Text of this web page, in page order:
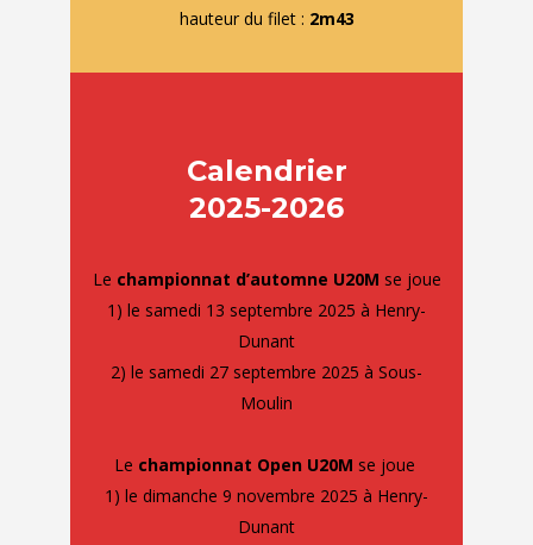
hauteur du filet : 2m43
Calendrier
2025-2026
Le championnat d’automne U20M se joue
1) le samedi 13 septembre 2025 à Henry-
Dunant
2) le samedi 27 septembre 2025 à Sous-
Moulin
Le championnat Open U20M se joue
1) le dimanche 9 novembre 2025 à Henry-
Dunant